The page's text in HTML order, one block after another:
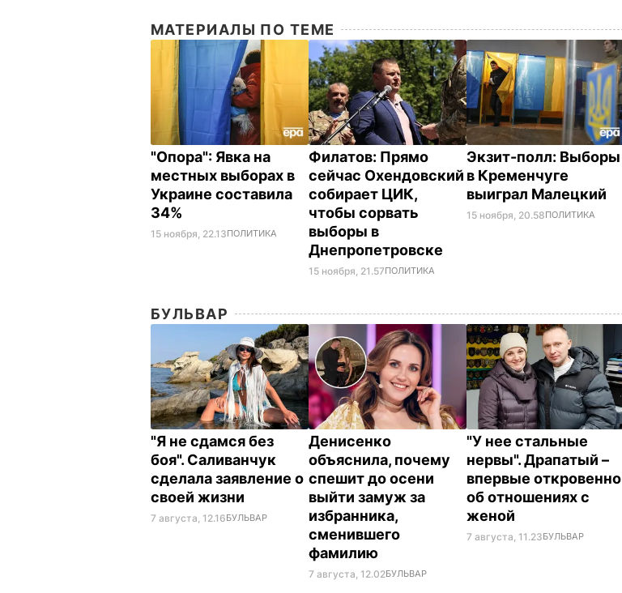
МАТЕРИАЛЫ ПО ТЕМЕ
"Опора": Явка на
местных выборах в
Украине составила
34%
15 ноября, 22.13ПОЛИТИКА
Филатов: Прямо
сейчас Охендовский
собирает ЦИК,
чтобы сорвать
выборы в
Днепропетровске
15 ноября, 21.57ПОЛИТИКА
Экзит-полл: Выборы
в Кременчуге
выиграл Малецкий
15 ноября, 20.58ПОЛИТИКА
БУЛЬВАР
"Я не сдамся без
боя". Саливанчук
сделала заявление о
своей жизни
7 августа, 12.16БУЛЬВАР
Денисенко
объяснила, почему
спешит до осени
выйти замуж за
избранника,
сменившего
фамилию
7 августа, 12.02БУЛЬВАР
"У нее стальные
нервы". Драпатый –
впервые откровенно
об отношениях с
женой
7 августа, 11.23БУЛЬВАР